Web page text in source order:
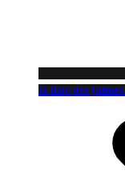
la liste des jaimes